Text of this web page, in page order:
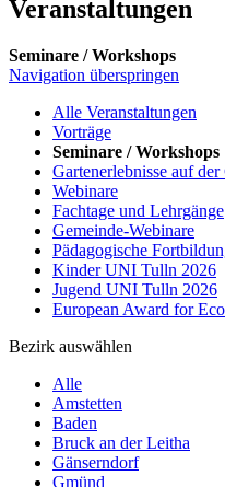
Veranstaltungen
Seminare / Workshops
Navigation überspringen
Alle Veranstaltungen
Vorträge
Seminare / Workshops
Gartenerlebnisse auf
Webinare
Fachtage und Lehrgänge
Gemeinde-Webinare
Pädagogische
Kinder UNI Tulln 2026
Jugend UNI Tulln 2026
European Award for
Bezirk auswählen
Alle
Amstetten
Baden
Bruck an der Leitha
Gänserndorf
Gmünd